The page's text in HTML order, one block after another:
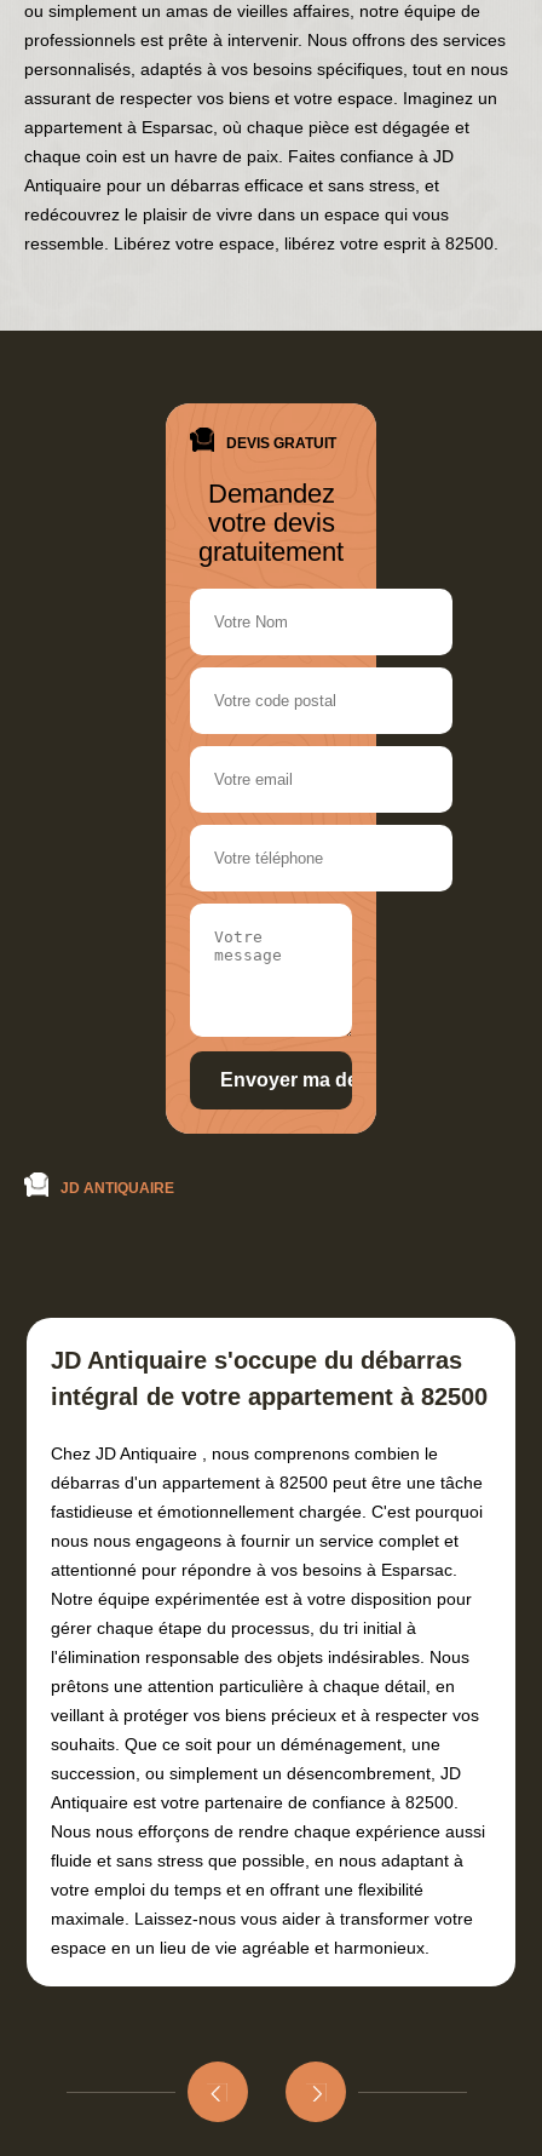
ou simplement un amas de vieilles affaires, notre équipe de
professionnels est prête à intervenir. Nous offrons des services
personnalisés, adaptés à vos besoins spécifiques, tout en nous
assurant de respecter vos biens et votre espace. Imaginez un
appartement à Esparsac, où chaque pièce est dégagée et
chaque coin est un havre de paix. Faites confiance à JD
Antiquaire pour un débarras efficace et sans stress, et
redécouvrez le plaisir de vivre dans un espace qui vous
ressemble. Libérez votre espace, libérez votre esprit à 82500.
DEVIS GRATUIT
Demandez
votre devis
gratuitement
JD ANTIQUAIRE
JD Antiquaire s'occupe du débarras
intégral de votre appartement à 82500
Chez JD Antiquaire , nous comprenons combien le
débarras d'un appartement à 82500 peut être une tâche
fastidieuse et émotionnellement chargée. C'est pourquoi
nous nous engageons à fournir un service complet et
attentionné pour répondre à vos besoins à Esparsac.
Notre équipe expérimentée est à votre disposition pour
gérer chaque étape du processus, du tri initial à
l'élimination responsable des objets indésirables. Nous
prêtons une attention particulière à chaque détail, en
veillant à protéger vos biens précieux et à respecter vos
souhaits. Que ce soit pour un déménagement, une
succession, ou simplement un désencombrement, JD
Antiquaire est votre partenaire de confiance à 82500.
Nous nous efforçons de rendre chaque expérience aussi
fluide et sans stress que possible, en nous adaptant à
votre emploi du temps et en offrant une flexibilité
maximale. Laissez-nous vous aider à transformer votre
espace en un lieu de vie agréable et harmonieux.